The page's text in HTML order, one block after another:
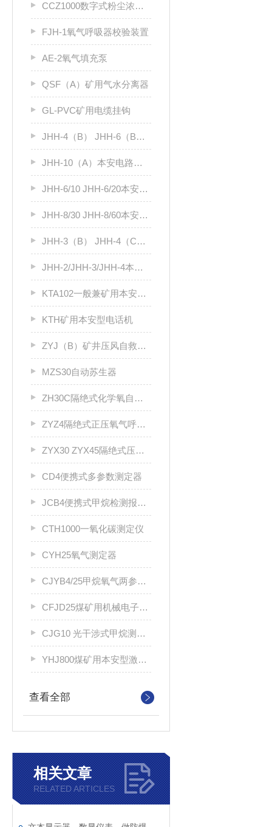
CCZ1000数字式粉尘浓度检验仪
FJH-1氧气呼吸器校验装置
AE-2氧气填充泵
QSF（A）矿用气水分离器
GL-PVC矿用电缆挂钩
JHH-4（B） JHH-6（B）矿用光缆接线盒
JHH-10（A）本安电路用接线盒
JHH-6/10 JHH-6/20本安电路用接线盒
JHH-8/30 JHH-8/60本安电路用接线盒
JHH-3（B） JHH-4（C）本安电路用接线盒
JHH-2/JHH-3/JHH-4本安电路用接线盒
KTA102一般兼矿用本安型电话耦合器
KTH矿用本安型电话机
ZYJ（B）矿井压风自救装置
MZS30自动苏生器
ZH30C隔绝式化学氧自救器
ZYZ4隔绝式正压氧气呼吸器
ZYX30 ZYX45隔绝式压缩氧气自救器
CD4便携式多参数测定器
JCB4便携式甲烷检测报警仪
CTH1000一氧化碳测定仪
CYH25氧气测定器
CJYB4/25甲烷氧气两参数报警仪
CFJD25煤矿用机械电子式风速表
CJG10 光干涉式甲烷测定器
YHJ800煤矿用本安型激光指示仪
查看全部
相关文章
RELATED ARTICLES